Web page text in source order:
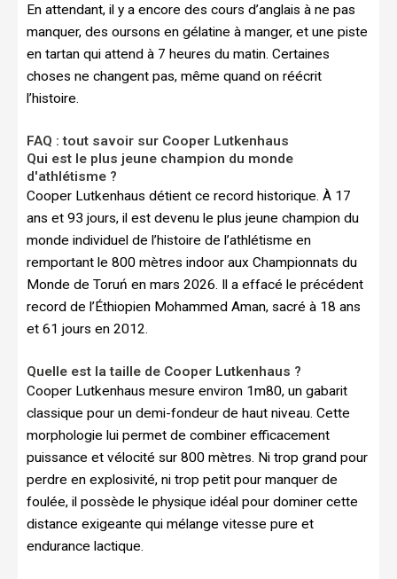
En attendant, il y a encore des cours d’anglais à ne pas
manquer, des oursons en gélatine à manger, et une piste
en tartan qui attend à 7 heures du matin. Certaines
choses ne changent pas, même quand on réécrit
l’histoire.
FAQ : tout savoir sur Cooper Lutkenhaus
Qui est le plus jeune champion du monde
d'athlétisme ?
Cooper Lutkenhaus détient ce record historique. À 17
ans et 93 jours, il est devenu le plus jeune champion du
monde individuel de l’histoire de l’athlétisme en
remportant le 800 mètres indoor aux Championnats du
Monde de Toruń en mars 2026. Il a effacé le précédent
record de l’Éthiopien Mohammed Aman, sacré à 18 ans
et 61 jours en 2012.
Quelle est la taille de Cooper Lutkenhaus ?
Cooper Lutkenhaus mesure environ 1m80, un gabarit
classique pour un demi-fondeur de haut niveau. Cette
morphologie lui permet de combiner efficacement
puissance et vélocité sur 800 mètres. Ni trop grand pour
perdre en explosivité, ni trop petit pour manquer de
foulée, il possède le physique idéal pour dominer cette
distance exigeante qui mélange vitesse pure et
endurance lactique.